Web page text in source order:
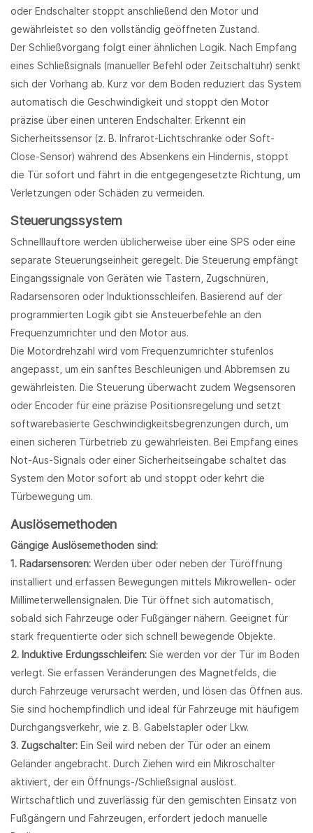
oder Endschalter stoppt anschließend den Motor und
gewährleistet so den vollständig geöffneten Zustand.
Der Schließvorgang folgt einer ähnlichen Logik. Nach Empfang
eines Schließsignals (manueller Befehl oder Zeitschaltuhr) senkt
sich der Vorhang ab. Kurz vor dem Boden reduziert das System
automatisch die Geschwindigkeit und stoppt den Motor
präzise über einen unteren Endschalter. Erkennt ein
Sicherheitssensor (z. B. Infrarot-Lichtschranke oder Soft-
Close-Sensor) während des Absenkens ein Hindernis, stoppt
die Tür sofort und fährt in die entgegengesetzte Richtung, um
Verletzungen oder Schäden zu vermeiden.
Steuerungssystem
Schnelllauftore werden üblicherweise über eine SPS oder eine
separate Steuerungseinheit geregelt. Die Steuerung empfängt
Eingangssignale von Geräten wie Tastern, Zugschnüren,
Radarsensoren oder Induktionsschleifen. Basierend auf der
programmierten Logik gibt sie Ansteuerbefehle an den
Frequenzumrichter und den Motor aus.
Die Motordrehzahl wird vom Frequenzumrichter stufenlos
angepasst, um ein sanftes Beschleunigen und Abbremsen zu
gewährleisten. Die Steuerung überwacht zudem Wegsensoren
oder Encoder für eine präzise Positionsregelung und setzt
softwarebasierte Geschwindigkeitsbegrenzungen durch, um
einen sicheren Türbetrieb zu gewährleisten. Bei Empfang eines
Not-Aus-Signals oder einer Sicherheitseingabe schaltet das
System den Motor sofort ab und stoppt oder kehrt die
Türbewegung um.
Auslösemethoden
Gängige Auslösemethoden sind:
1. Radarsensoren: Werden über oder neben der Türöffnung
installiert und erfassen Bewegungen mittels Mikrowellen- oder
Millimeterwellensignalen. Die Tür öffnet sich automatisch,
sobald sich Fahrzeuge oder Fußgänger nähern. Geeignet für
stark frequentierte oder sich schnell bewegende Objekte.
2. Induktive Erdungsschleifen: Sie werden vor der Tür im Boden
verlegt. Sie erfassen Veränderungen des Magnetfelds, die
durch Fahrzeuge verursacht werden, und lösen das Öffnen aus.
Sie sind hochempfindlich und ideal für Fahrzeuge mit häufigem
Durchgangsverkehr, wie z. B. Gabelstapler oder Lkw.
3. Zugschalter: Ein Seil wird neben der Tür oder an einem
Geländer angebracht. Durch Ziehen wird ein Mikroschalter
aktiviert, der ein Öffnungs-/Schließsignal auslöst.
Wirtschaftlich und zuverlässig für den gemischten Einsatz von
Fußgängern und Fahrzeugen, erfordert jedoch manuelle